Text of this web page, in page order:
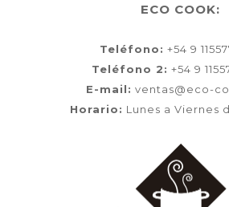
ECO COOK:
Teléfono: +54 9
Teléfono 2: +54 9
E-mail: ventas@eco-
Horario: Lunes a Viernes